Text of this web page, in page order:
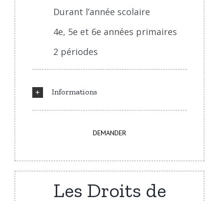
Durant l’année scolaire
4e, 5e et 6e années primaires
2 périodes
Informations
DEMANDER
Les Droits de